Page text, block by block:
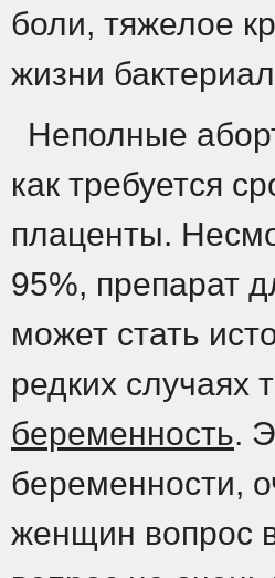
боли, тяжелое
жизни
Неполные
как требуется
плаценты.
95%, препарат
может стать
редких случаях
беременность.
беременности,
женщин вопрос